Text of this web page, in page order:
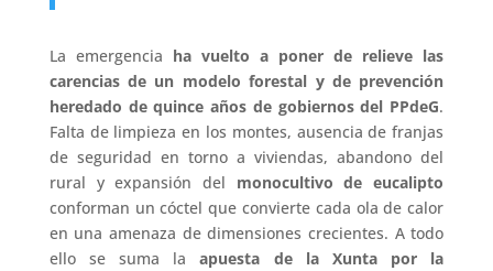
La emergencia ha vuelto a poner de relieve las
carencias de un modelo forestal y de prevención
heredado de quince años de gobiernos del PPdeG.
Falta de limpieza en los montes, ausencia de franjas
de seguridad en torno a viviendas, abandono del
rural y expansión del monocultivo de eucalipto
conforman un cóctel que convierte cada ola de calor
en una amenaza de dimensiones crecientes. A todo
ello se suma laapuesta de la Xunta por la